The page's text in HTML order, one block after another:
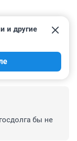
и другие
бы не